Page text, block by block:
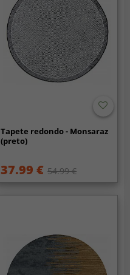
Tapete redondo - Monsaraz
(preto)
37.99 € 54.99 €